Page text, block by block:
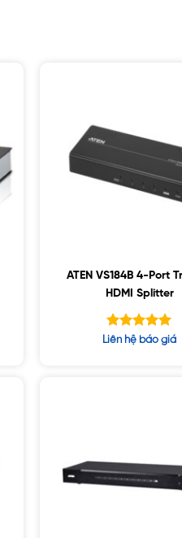
ATEN VS184B 4-Port
HDMI Splitter
Được xếp
Liên hệ báo giá